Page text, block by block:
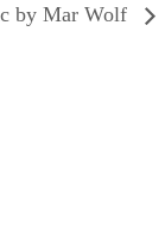
by Mar Wolf